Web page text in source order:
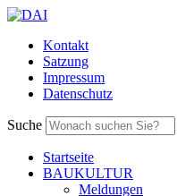
Kontakt
Satzung
Impressum
Datenschutz
Suche
Startseite
BAUKULTUR
Meldungen